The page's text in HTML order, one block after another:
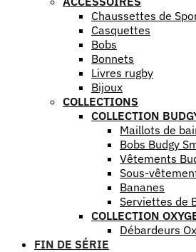
Chaussettes de
Casquettes
Bobs
Bonnets
Livres rugby
Bijoux
COLLECTIONS
COLLECTION
Maillots de
Bobs Budgy
Vêtements
Sous-
Bananes
Serviettes de
COLLECTION
Débardeurs
FIN DE SÉRIE